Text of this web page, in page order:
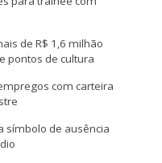
de R$ 1,6 milhão
pontos de cultura
com carteira
símbolo de ausência